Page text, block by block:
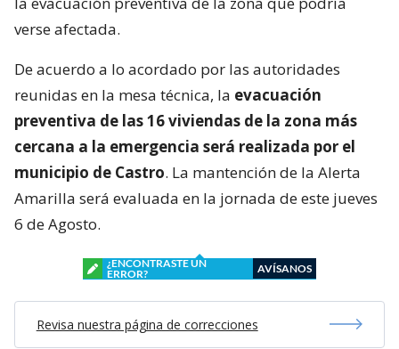
verse afectada.
De acuerdo a lo acordado por las autoridades
reunidas en la mesa técnica, la evacuación
preventiva de las 16 viviendas de la zona más
cercana a la emergencia será realizada por el
municipio de Castro. La mantención de la Alerta
Amarilla será evaluada en la jornada de este jueves
6 de Agosto.
¿ENCONTRASTE UN
ERROR?
AVÍSANOS
Revisa nuestra página de correcciones